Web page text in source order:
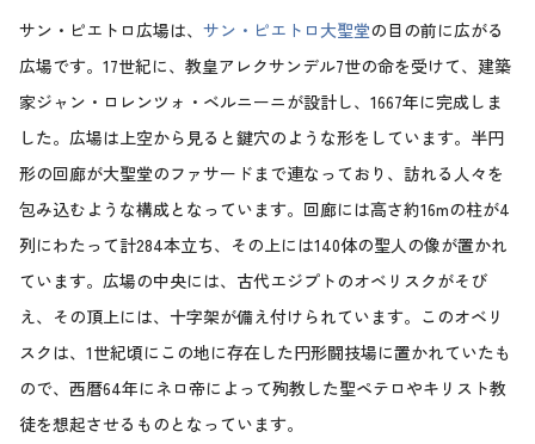
サン・ピエトロ広場は、 サン・ピエトロ大聖堂の目の前に広がる
広場です。17世紀に、教皇アレクサンデル7世の命を受けて、建築
家ジャン・ロレンツォ・ベルニーニが設計し、1667年に完成しま
した。広場は上空から見ると鍵穴のような形をしています。半円
形の回廊が大聖堂のファサードまで連なっており、訪れる人々を
包み込むような構成となっています。回廊には高さ約16mの柱が4
列にわたって計284本立ち、その上には140体の聖人の像が置かれ
ています。広場の中央には、古代エジプトのオベリスクがそび
え、その頂上には、十字架が備え付けられています。このオベリ
スクは、1世紀頃にこの地に存在した円形闘技場に置かれていたも
ので、西暦64年にネロ帝によって殉教した聖ペテロやキリスト教
徒を想起させるものとなっています。